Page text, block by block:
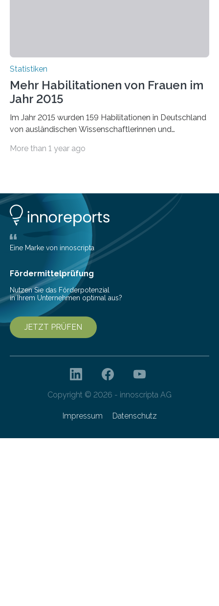
Statistiken
Mehr Habilitationen von Frauen im
Jahr 2015
Im Jahr 2015 wurden 159 Habilitationen in Deutschland
von ausländischen Wissenschaftlerinnen und
More than 1 year ago
Eine Marke von innoscripta
Fördermittelprüfung
Nutzen Sie das Förderpotenzial
in Ihrem Unternehmen optimal aus?
JETZT PRÜFEN
Copyright © 2026 - innoscripta AG
Impressum Datenschutz